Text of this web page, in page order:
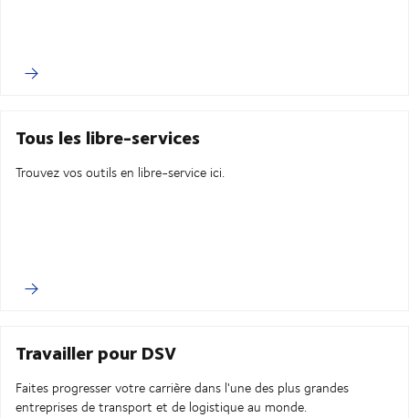
Tous les libre-services
Trouvez vos outils en libre-service ici.
Travailler pour DSV
Faites progresser votre carrière dans l'une des plus grandes
entreprises de transport et de logistique au monde.